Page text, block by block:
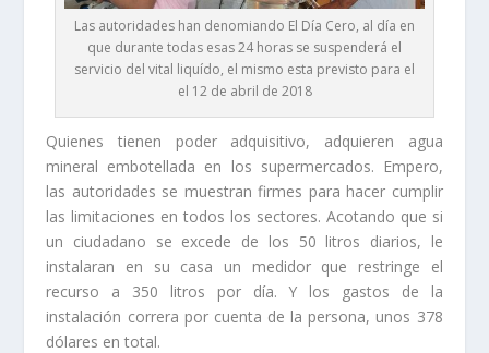
Las autoridades han denomiando El Día Cero, al día en
que durante todas esas 24 horas se suspenderá el
servicio del vital liquído, el mismo esta previsto para el
el 12 de abril de 2018
Quienes tienen poder adquisitivo, adquieren agua
mineral embotellada en los supermercados. Empero,
las autoridades se muestran firmes para hacer cumplir
las limitaciones en todos los sectores. Acotando que si
un ciudadano se excede de los 50 litros diarios, le
instalaran en su casa un medidor que restringe el
recurso a 350 litros por día. Y los gastos de la
instalación correra por cuenta de la persona, unos 378
dólares en total.